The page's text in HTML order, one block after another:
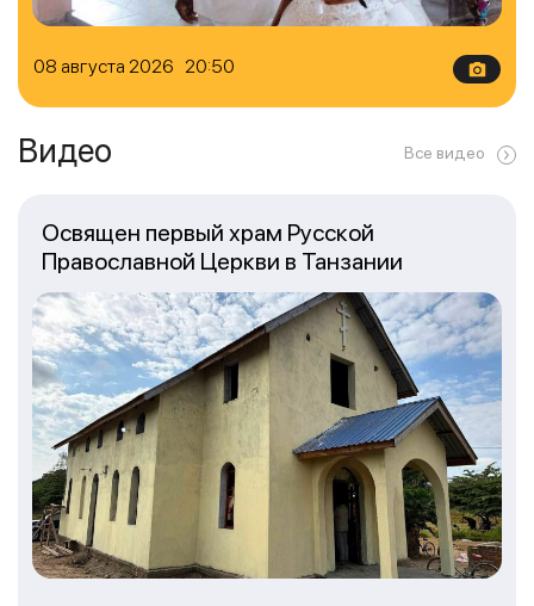
08 августа 2026 20:50
Видео Все видео
Освящен первый храм Русской
Православной Церкви в Танзании